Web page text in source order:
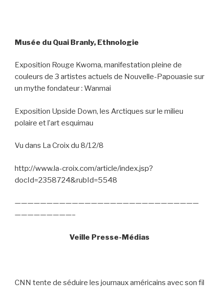
Musée du Quai Branly, Ethnologie
Exposition Rouge Kwoma, manifestation pleine de
couleurs de 3 artistes actuels de Nouvelle-Papouasie sur
un mythe fondateur : Wanmai
Exposition Upside Down, les Arctiques sur le milieu
polaire et l’art esquimau
Vu dans La Croix du 8/12/8
http://www.la-croix.com/article/index.jsp?
docId=2358724&rubId=5548
—————————————————————————————
—————————–
Veille Presse-Médias
CNN tente de séduire les journaux américains avec son fil